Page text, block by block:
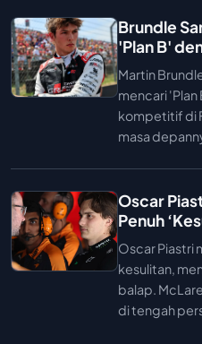
Brundle
'Plan B'
Martin
mencari
kompetitif di
masa
Oscar
Penuh
Oscar Piastri
kesulitan,
balap.
di tengah